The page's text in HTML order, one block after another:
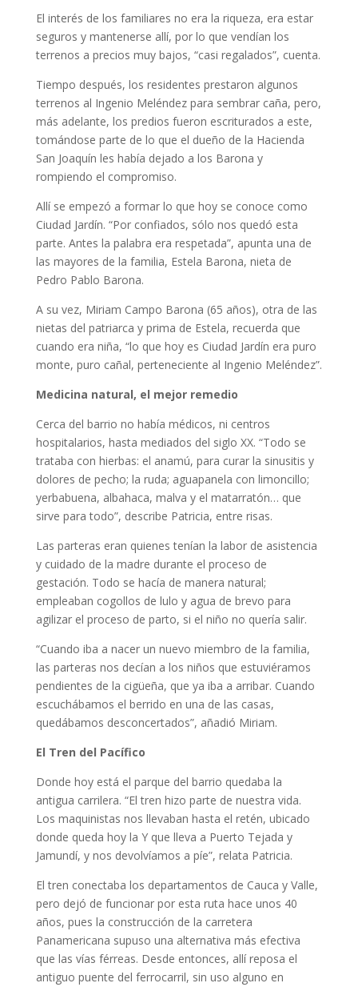
El interés de los familiares no era la riqueza, era estar
seguros y mantenerse allí, por lo que vendían los
terrenos a precios muy bajos, “casi regalados”, cuenta.
Tiempo después, los residentes prestaron algunos
terrenos al Ingenio Meléndez para sembrar caña, pero,
más adelante, los predios fueron escriturados a este,
tomándose parte de lo que el dueño de la Hacienda
San Joaquín les había dejado a los Barona y
rompiendo el compromiso.
Allí se empezó a formar lo que hoy se conoce como
Ciudad Jardín. “Por confiados, sólo nos quedó esta
parte. Antes la palabra era respetada”, apunta una de
las mayores de la familia, Estela Barona, nieta de
Pedro Pablo Barona.
A su vez, Miriam Campo Barona (65 años), otra de las
nietas del patriarca y prima de Estela, recuerda que
cuando era niña, “lo que hoy es Ciudad Jardín era puro
monte, puro cañal, perteneciente al Ingenio Meléndez”.
Medicina natural, el mejor remedio
Cerca del barrio no había médicos, ni centros
hospitalarios, hasta mediados del siglo XX. “Todo se
trataba con hierbas: el anamú, para curar la sinusitis y
dolores de pecho; la ruda; aguapanela con limoncillo;
yerbabuena, albahaca, malva y el matarratón… que
sirve para todo”, describe Patricia, entre risas.
Las parteras eran quienes tenían la labor de asistencia
y cuidado de la madre durante el proceso de
gestación. Todo se hacía de manera natural;
empleaban cogollos de lulo y agua de brevo para
agilizar el proceso de parto, si el niño no quería salir.
“Cuando iba a nacer un nuevo miembro de la familia,
las parteras nos decían a los niños que estuviéramos
pendientes de la cigüeña, que ya iba a arribar. Cuando
escuchábamos el berrido en una de las casas,
quedábamos desconcertados”, añadió Miriam.
El Tren del Pacífico
Donde hoy está el parque del barrio quedaba la
antigua carrilera. “El tren hizo parte de nuestra vida.
Los maquinistas nos llevaban hasta el retén, ubicado
donde queda hoy la Y que lleva a Puerto Tejada y
Jamundí, y nos devolvíamos a píe”, relata Patricia.
El tren conectaba los departamentos de Cauca y Valle,
pero dejó de funcionar por esta ruta hace unos 40
años, pues la construcción de la carretera
Panamericana supuso una alternativa más efectiva
que las vías férreas. Desde entonces, allí reposa el
antiguo puente del ferrocarril, sin uso alguno en